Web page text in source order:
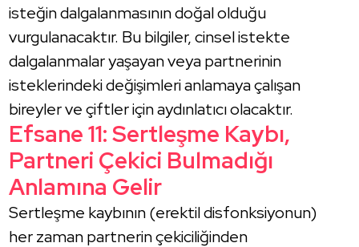
isteğin dalgalanmasının doğal olduğu
vurgulanacaktır. Bu bilgiler, cinsel istekte
dalgalanmalar yaşayan veya partnerinin
isteklerindeki değişimleri anlamaya çalışan
bireyler ve çiftler için aydınlatıcı olacaktır.
Efsane 11: Sertleşme Kaybı,
Partneri Çekici Bulmadığı
Anlamına Gelir
Sertleşme kaybının (erektil disfonksiyonun)
her zaman partnerin çekiciliğinden